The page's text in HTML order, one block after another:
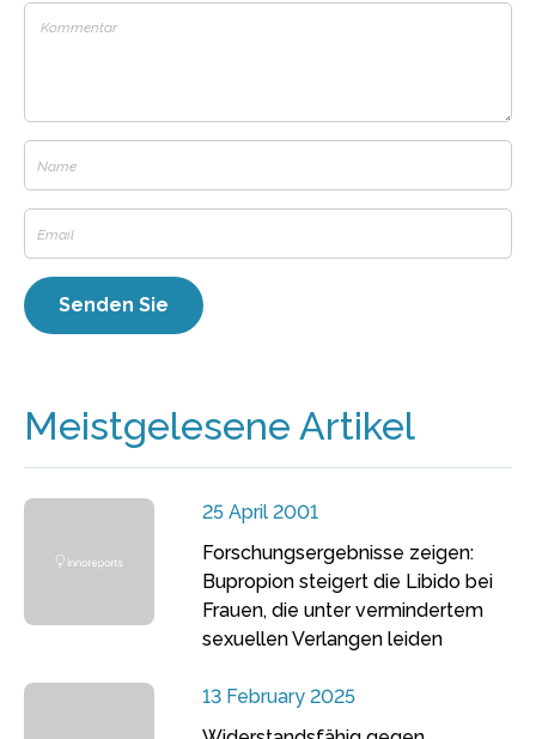
Meistgelesene Artikel
25 April 2001
Forschungsergebnisse zeigen:
Bupropion steigert die Libido bei
Frauen, die unter vermindertem
sexuellen Verlangen leiden
13 February 2025